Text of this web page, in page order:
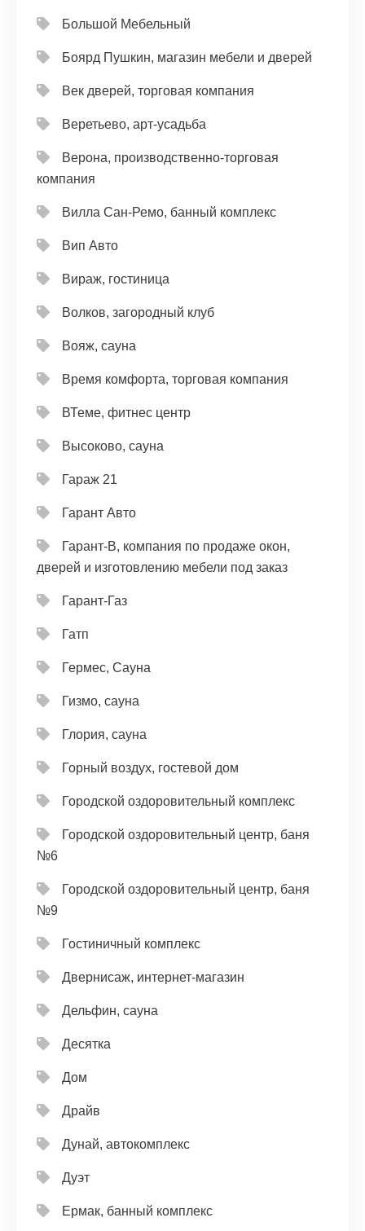
Большой Мебельный
Боярд Пушкин, магазин мебели и дверей
Век дверей, торговая компания
Веретьево, арт-усадьба
Верона, производственно-торговая
компания
Вилла Сан-Ремо, банный комплекс
Вип Авто
Вираж, гостиница
Волков, загородный клуб
Вояж, сауна
Время комфорта, торговая компания
ВТеме, фитнес центр
Высоково, сауна
Гараж 21
Гарант Авто
Гарант-В, компания по продаже окон,
дверей и изготовлению мебели под заказ
Гарант-Газ
Гатп
Гермес, Сауна
Гизмо, сауна
Глория, сауна
Горный воздух, гостевой дом
Городской оздоровительный комплекс
Городской оздоровительный центр, баня
№6
Городской оздоровительный центр, баня
№9
Гостиничный комплекс
Двернисаж, интернет-магазин
Дельфин, сауна
Десятка
Дом
Драйв
Дунай, автокомплекс
Дуэт
Ермак, банный комплекс